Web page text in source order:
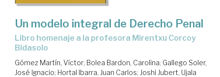
Un modelo integral de Derecho Penal
Libro homenaje a la profesora Mirentxu Corcoy
Bidasolo
Gómez Martín, Víctor; Bolea Bardon, Carolina; Gallego Soler,
José Ignacio; Hortal Ibarra, Juan Carlos; Joshi Jubert, Ujala